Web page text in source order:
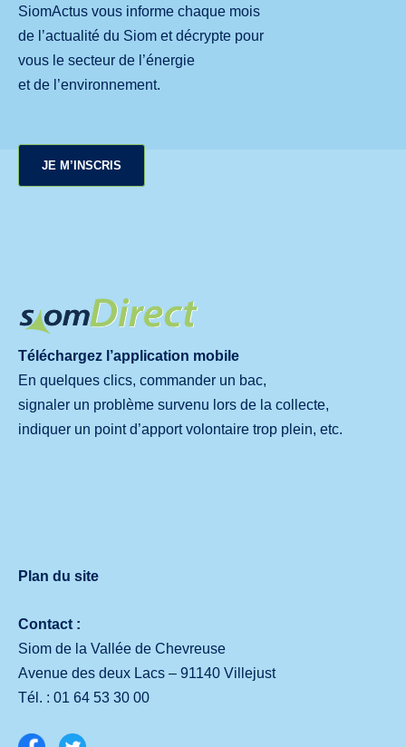
SiomActus vous informe chaque mois
de l’actualité du Siom et décrypte pour
vous le secteur de l’énergie
et de l’environnement.
JE M’INSCRIS
Téléchargez l’application mobile
En quelques clics, commander un bac,
signaler un problème survenu lors de la collecte,
indiquer un point d’apport volontaire trop plein, etc.
Plan du site
Contact :
Siom de la Vallée de Chevreuse
Avenue des deux Lacs – 91140 Villejust
Tél. : 01 64 53 30 00